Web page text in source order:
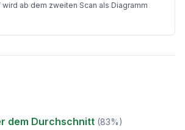
wird ab dem zweiten Scan als Diagramm
dem Durchschnitt (83%)